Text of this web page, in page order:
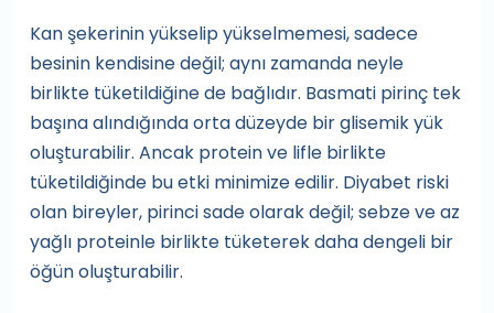
Kan şekerinin yükselip yükselmemesi, sadece
besinin kendisine değil; aynı zamanda neyle
birlikte tüketildiğine de bağlıdır. Basmati pirinç tek
başına alındığında orta düzeyde bir glisemik yük
oluşturabilir. Ancak protein ve lifle birlikte
tüketildiğinde bu etki minimize edilir. Diyabet riski
olan bireyler, pirinci sade olarak değil; sebze ve az
yağlı proteinle birlikte tüketerek daha dengeli bir
öğün oluşturabilir.